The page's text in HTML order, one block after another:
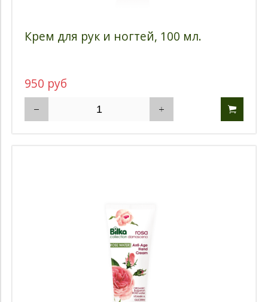
Крем для рук и ногтей, 100 мл.
950 руб